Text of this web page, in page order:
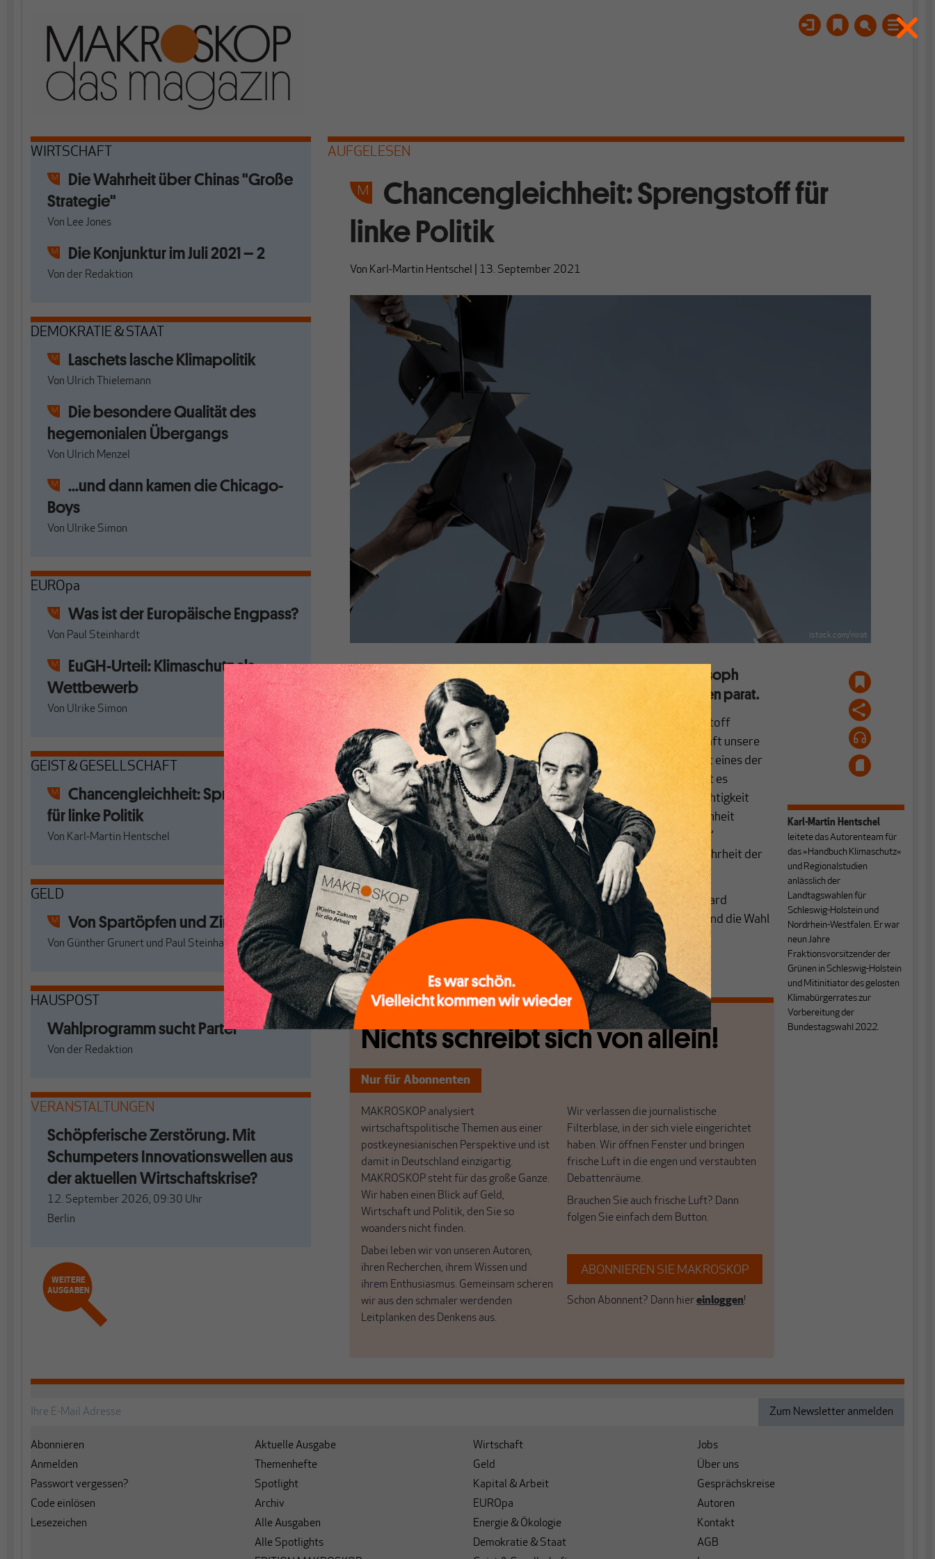
WIRTSCHAFT
Die Wahrheit über Chinas "Große
Strategie"
Von Lee Jones
Die Konjunktur im Juli 2021 – 2
Von der Redaktion
DEMOKRATIE & STAAT
Laschets lasche Klimapolitik
Von Ulrich Thielemann
Die besondere Qualität des
hegemonialen Übergangs
Von Ulrich Menzel
...und dann kamen die Chicago-
Boys
Von Ulrike Simon
EUROpa
Was ist der Europäische Engpass?
Von Paul Steinhardt
EuGH-Urteil: Klimaschutz als
Wettbewerb
Von Ulrike Simon
GEIST & GESELLSCHAFT
Chancengleichheit: Sprengstoff
für linke Politik
Von Karl-Martin Hentschel
GELD
Von Spartöpfen und Zinsmargen
Von Günther Grunert und Paul Steinhardt
HAUSPOST
Wahlprogramm sucht Partei
Von der Redaktion
VERANSTALTUNGEN
Schöpferische Zerstörung. Mit
Schumpeters Innovationswellen aus
der aktuellen Wirtschaftskrise?
12. September 2026, 09:30 Uhr
Berlin
WEITERE
AUSGABEN
AUFGELESEN
Chancengleichheit: Sprengstoff für
linke Politik
Von Karl-Martin Hentschel 13. September 2021
istock.com/nirat
Warum werden Trump und Co. gewählt? Der Havard-Philosoph
Michael J. Sandel hält für die Linke unangenehme Antworten parat.
Michael J. Sandel hat ein Buch [1]
geschrieben, das politischen Sprengstoff
beinhaltet. „Vom Ende des Gemeinwohls – Wie die Leistungsgesellschaft unsere
Demokratien zerreißt“, 2020 im S. Fischer Verlag erschienen, kritisiert eines der
linken Lieblingsthemen: Chancengleichheit durch Bildung (Sandel nennt es
„Meritokratie“). Dieses Konzept trage nicht dazu bei, dass die Ungerechtigkeit
geringer wird, sondern im Gegenteil dazu, dass die wachsende Ungleichheit
gerechtfertigt wird. Es führt seines Erachtens dazu, dass die „smarten“
Hochschulabsolventen – die Bildungselite – arrogant auf die große Mehrheit der
Bevölkerung, die nicht studiert hat, herabschauen.
Darauf führt Sandel, Professor für politische Philosophie an der Harvard
University, als Gegenbewegung die Wahl von Trump, den Brexit in UK und die Wahl
von rechten Parteien in vielen europäischen Staaten zurück.
[...]
Nichts schreibt sich von allein!
Nur für Abonnenten
MAKROSKOP analysiert
wirtschaftspolitische Themen aus einer
postkeynesianischen Perspektive und ist
damit in Deutschland einzigartig.
MAKROSKOP steht für das große Ganze.
Wir haben einen Blick auf Geld,
Wirtschaft und Politik, den Sie so
woanders nicht finden.
Dabei leben wir von unseren Autoren,
ihren Recherchen, ihrem Wissen und
ihrem Enthusiasmus. Gemeinsam scheren
wir aus den schmaler werdenden
Leitplanken des Denkens aus.
Wir verlassen die journalistische
Filterblase, in der sich viele eingerichtet
haben. Wir öffnen Fenster und bringen
frische Luft in die engen und verstaubten
Debattenräume.
Brauchen Sie auch frische Luft? Dann
folgen Sie einfach dem Button.
ABONNIEREN SIE MAKROSKOP
Schon Abonnent? Dann hier einloggen!
Karl-Martin Hentschel
leitete das Autorenteam für
das »Handbuch Klimaschutz«
und Regionalstudien
anlässlich der
Landtagswahlen für
Schleswig-Holstein und
Nordrhein-Westfalen. Er war
neun Jahre
Fraktionsvorsitzender der
Grünen in Schleswig-Holstein
und Mitinitiator des gelosten
Klimabürgerrates zur
Vorbereitung der
Bundestagswahl 2022.
Abonnieren
Anmelden
Passwort vergessen?
Code einlösen
Lesezeichen
Aktuelle Ausgabe
Themenhefte
Spotlight
Archiv
Alle Ausgaben
Alle Spotlights
Wirtschaft
Geld
Kapital & Arbeit
EUROpa
Energie & Ökologie
Demokratie & Staat
Jobs
Über uns
Gesprächskreise
Autoren
Kontakt
AGB